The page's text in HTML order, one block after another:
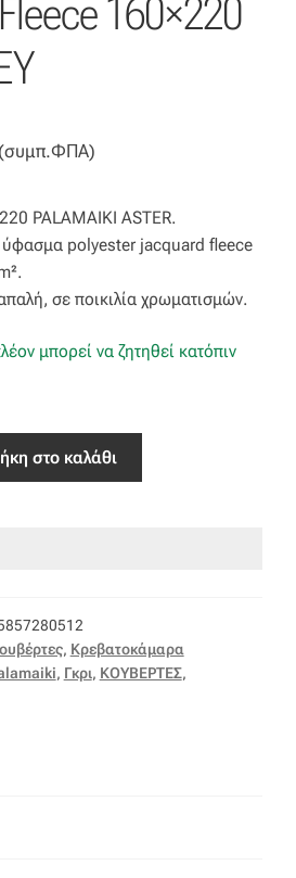
160×220
€.
(συμπ.ΦΠΑ)
PALAMAIKI ASTER.
polyester jacquard fleece
σε ποικιλία χρωματισμών.
μπορεί να ζητηθεί κατόπιν
στο καλάθι
, Κρεβατοκάμαρα
, Γκρι, ΚΟΥΒΕΡΤΕΣ,